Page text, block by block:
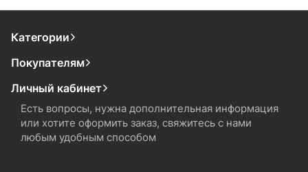
Категории
Покупателям
Личный кабинет
Есть вопросы, нужна дополнительная информация
или хотите оформить заказ, свяжитесь с нами
любым удобным способом